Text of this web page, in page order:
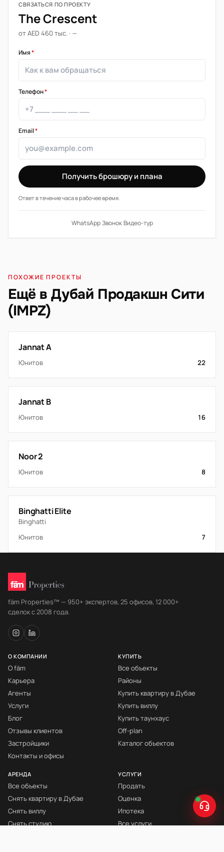
СВЯЗАТЬСЯ ПО ПРОЕКТУ
The Crescent
от AED 460 тыс. · —
Имя*
Телефон*
Email*
Получить брошюру и плана
Ответ в течение часа в рабочее время.
WhatsApp·Звонок·Видео-тур
ПОХОЖИЕ ПРОЕКТЫ
Ещё в Дубай Продакшн Сити
(IMPZ)
Jannat A
Юнитов 22
Jannat B
Юнитов 16
Noor 2
Юнитов 8
Binghatti Elite
Binghatti
Юнитов
7
fäm Properties™ — 950+ экспертов, 25 офисов, 12 000+
сделок с 2008 года.
О КОМПАНИИ
О fäm
Карьера
Агенты
Услуги
Блог
Отзывы клиентов
Застройщики
Контакты и офисы
КУПИТЬ
Все объекты
Районы
Купить квартиру в Дубае
Купить виллу
Купить таунхаус
Off-plan
Каталог объектов
АРЕНДА
Все объекты
Снять квартиру в Дубае
Снять виллу
Снять студию
УСЛУГИ
Продать
Оценка
Ипотека
Все услуги